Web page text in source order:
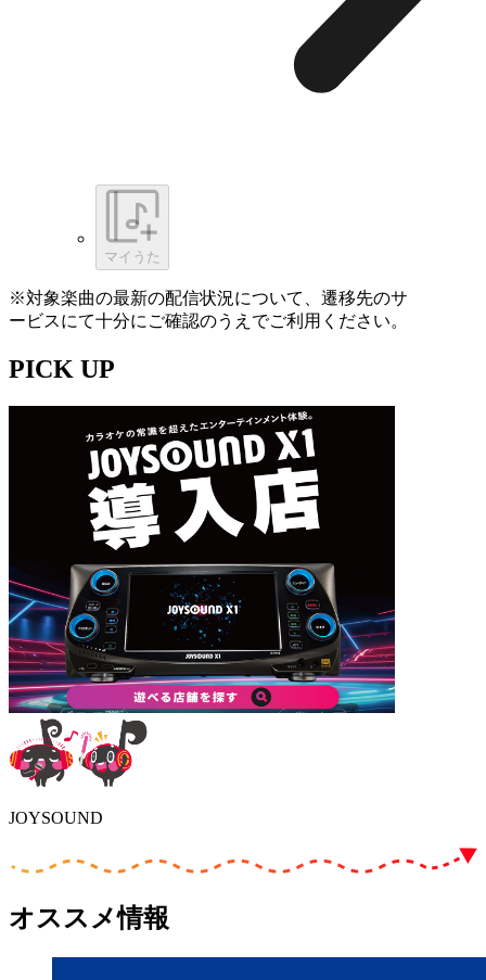
マイうた
※対象楽曲の最新の配信状況について、遷移先のサ
ービスにて十分にご確認のうえでご利用ください。
PICK UP
JOYSOUND
オススメ情報